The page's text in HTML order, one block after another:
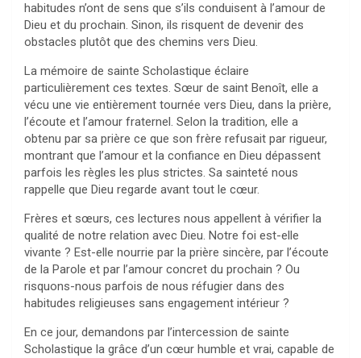
habitudes n’ont de sens que s’ils conduisent à l’amour de
Dieu et du prochain. Sinon, ils risquent de devenir des
obstacles plutôt que des chemins vers Dieu.
La mémoire de sainte Scholastique éclaire
particulièrement ces textes. Sœur de saint Benoît, elle a
vécu une vie entièrement tournée vers Dieu, dans la prière,
l’écoute et l’amour fraternel. Selon la tradition, elle a
obtenu par sa prière ce que son frère refusait par rigueur,
montrant que l’amour et la confiance en Dieu dépassent
parfois les règles les plus strictes. Sa sainteté nous
rappelle que Dieu regarde avant tout le cœur.
Frères et sœurs, ces lectures nous appellent à vérifier la
qualité de notre relation avec Dieu. Notre foi est-elle
vivante ? Est-elle nourrie par la prière sincère, par l’écoute
de la Parole et par l’amour concret du prochain ? Ou
risquons-nous parfois de nous réfugier dans des
habitudes religieuses sans engagement intérieur ?
En ce jour, demandons par l’intercession de sainte
Scholastique la grâce d’un cœur humble et vrai, capable de